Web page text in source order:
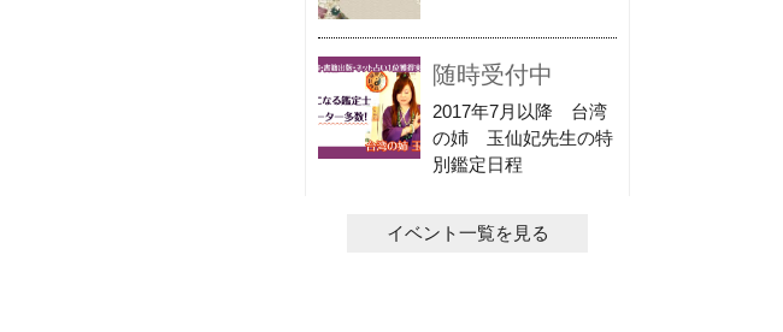
随時受付中
2017年7月以降 台湾
の姉 玉仙妃先生の特
別鑑定日程
イベント一覧を見る